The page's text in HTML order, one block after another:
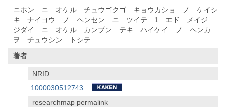
ニホン ニ オケル チュウゴクゴ キョウカショ ノ ケイシ
キ ナイヨウ ノ ヘンセン ニ ツイテ 1 エド メイジ
ジダイ ニ オケル カンブン テキ ハイケイ ノ ヘンカ
ヲ チュウシン トシテ
著者
NRID
1000030512743
researchmap permalink